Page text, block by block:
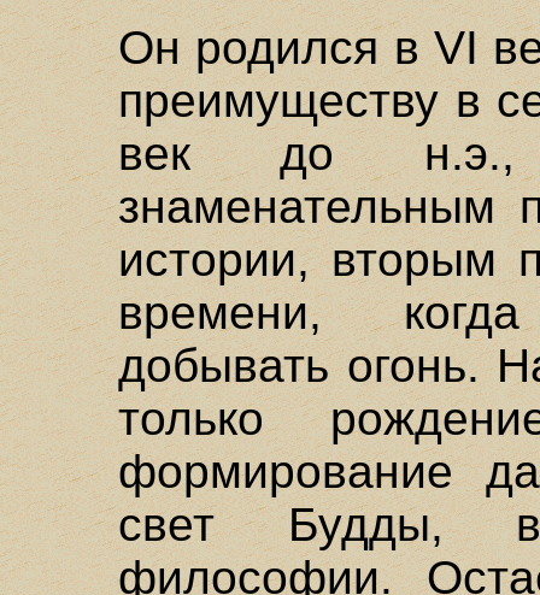
Он родился в VI
преимуществу в
век до н.э.,
знаменательным
истории, вторым
времени,
добывать огонь.
только
формирование
свет Будды,
философии.